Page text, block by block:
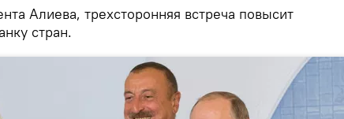
Алиева, трехсторонняя встреча повысит
стран.